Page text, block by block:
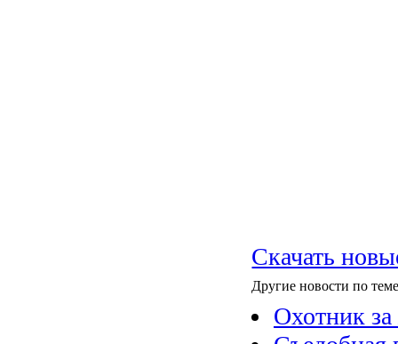
Скачать
Другие новости по
Охотник